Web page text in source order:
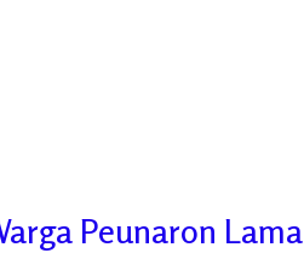
Peunaron Lama